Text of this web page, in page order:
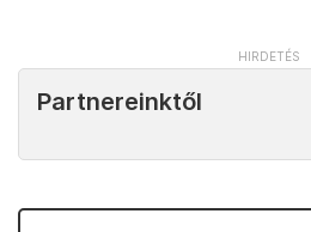
Partnereinktől